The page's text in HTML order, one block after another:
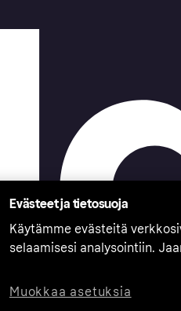
Evästeet ja tietosuoja
Käytämme evästeitä
selaamisesi analysointiin.
Muokkaa asetuksia